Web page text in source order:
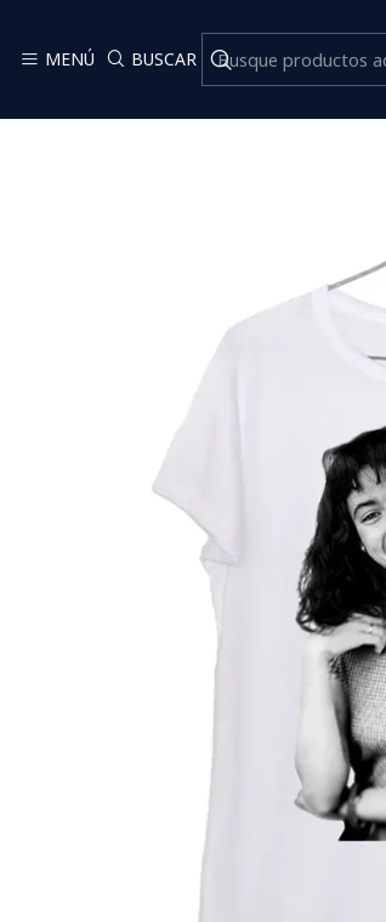
MENÚ BUSCAR